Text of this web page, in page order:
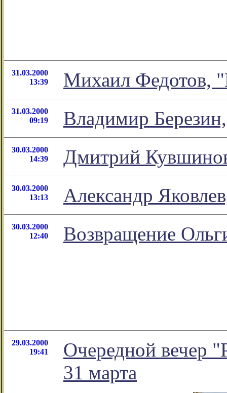
31.03.2000
13:39
Михаил Федотов,
31.03.2000
09:19
Владимир
30.03.2000
14:39
Дмитрий
30.03.2000
13:13
Александр
30.03.2000
12:40
Возвращение
29.03.2000
19:41
Очередной вечер
31 марта